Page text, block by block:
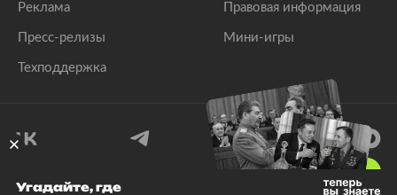
Реклама
Пресс-релизы
Техподдержка
Правовая информация
Мини-игры
Угадайте, где